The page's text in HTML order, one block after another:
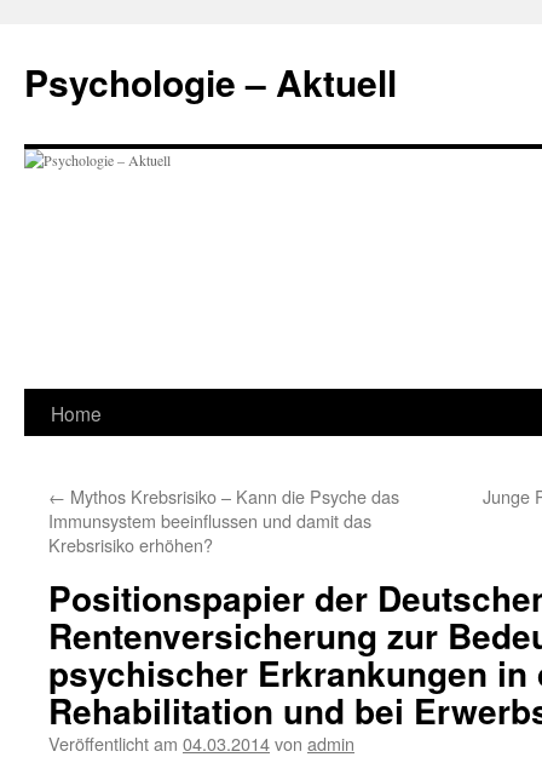
springen
Psychologie – Aktuell
Home
← Mythos Krebsrisiko – Kann die Psyche das
Immunsystem beeinflussen und damit das
Krebsrisiko erhöhen?
Junge
Positionspapier der
Rentenversicherung zur
psychischer Erkrankungen in
Rehabilitation und bei
Veröffentlicht am 04.03.2014von admin